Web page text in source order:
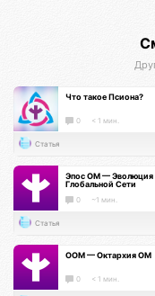
Что такое Псиона?
0 < 1 мин.
Статья
Эпос ОМ — Эволюция
Глобальной Сети
0 ~1 мин.
Статья
ООМ — Октархия ОМ
0 < 1 мин.